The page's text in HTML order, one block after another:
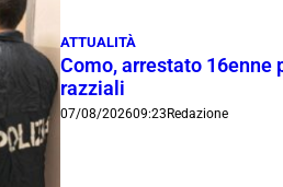
ATTUALITÀ
Como, arrestato
razziali
07/08/202609:23 Redazione